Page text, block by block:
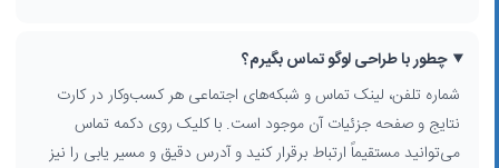
چطور با طراحی لوگو تماس بگیرم؟
شماره تلفن، لینک تماس و شبکه‌های اجتماعی هر کسب‌وکار در کارت
نتایج و صفحه جزئیات آن موجود است. با کلیک روی دکمه تماس
می‌توانید مستقیماً ارتباط برقرار کنید و آدرس دقیق و مسیر یابی را نیز